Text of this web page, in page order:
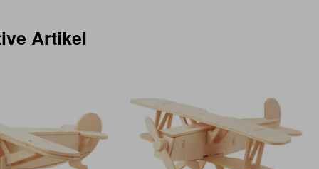
Artikel